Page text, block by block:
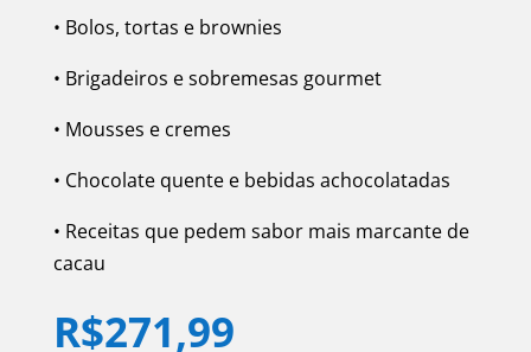
• Bolos, tortas e brownies
• Brigadeiros e sobremesas gourmet
• Mousses e cremes
• Chocolate quente e bebidas achocolatadas
• Receitas que pedem sabor mais marcante de
cacau
R$271,99